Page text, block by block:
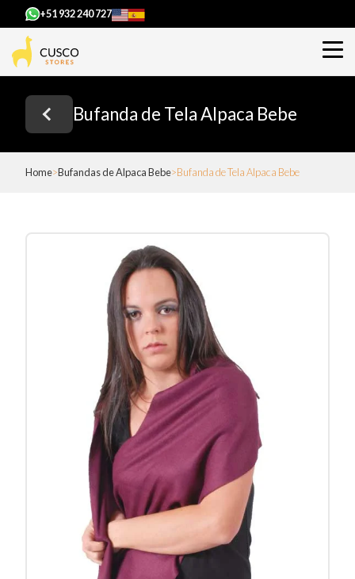
+51 932 240 727
Bufanda de Tela Alpaca Bebe
Home Bufandas de Alpaca Bebe Bufanda de Tela Alpaca Bebe